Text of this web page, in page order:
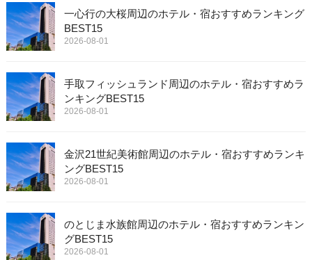
一心行の大桜周辺のホテル・宿おすすめランキング
BEST15
2026-08-01
手取フィッシュランド周辺のホテル・宿おすすめラ
ンキングBEST15
2026-08-01
金沢21世紀美術館周辺のホテル・宿おすすめランキ
ングBEST15
2026-08-01
のとじま水族館周辺のホテル・宿おすすめランキン
グBEST15
2026-08-01